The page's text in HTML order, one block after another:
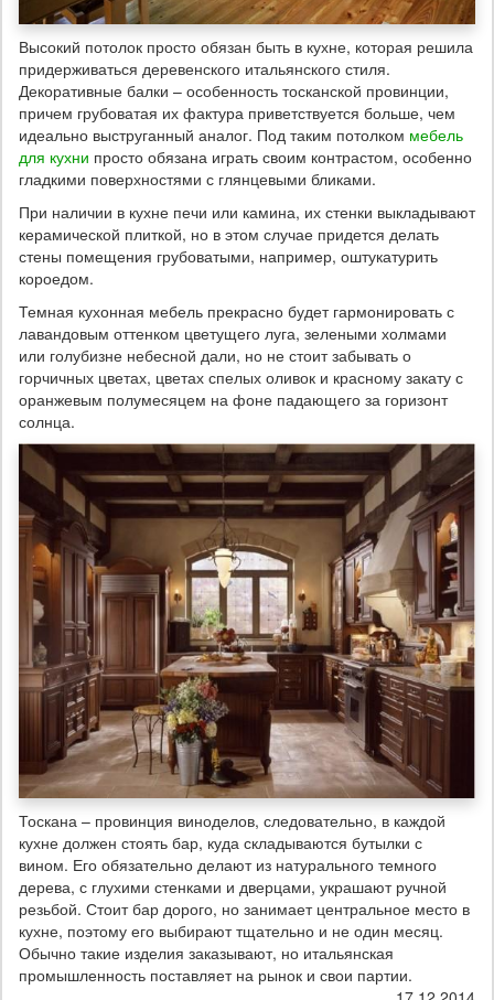
Высокий потолок просто обязан быть в кухне, которая решила
придерживаться деревенского итальянского стиля.
Декоративные балки – особенность тосканской провинции,
причем грубоватая их фактура приветствуется больше, чем
идеально выструганный аналог. Под таким потолком мебель
для кухни просто обязана играть своим контрастом, особенно
гладкими поверхностями с глянцевыми бликами.
При наличии в кухне печи или камина, их стенки выкладывают
керамической плиткой, но в этом случае придется делать
стены помещения грубоватыми, например, оштукатурить
короедом.
Темная кухонная мебель прекрасно будет гармонировать с
лавандовым оттенком цветущего луга, зелеными холмами
или голубизне небесной дали, но не стоит забывать о
горчичных цветах, цветах спелых оливок и красному закату с
оранжевым полумесяцем на фоне падающего за горизонт
солнца.
Тоскана – провинция виноделов, следовательно, в каждой
кухне должен стоять бар, куда складываются бутылки с
вином. Его обязательно делают из натурального темного
дерева, с глухими стенками и дверцами, украшают ручной
резьбой. Стоит бар дорого, но занимает центральное место в
кухне, поэтому его выбирают тщательно и не один месяц.
Обычно такие изделия заказывают, но итальянская
промышленность поставляет на рынок и свои партии.